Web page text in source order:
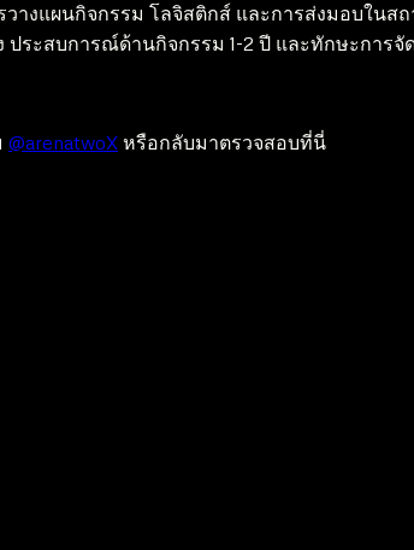
งแผนกิจกรรม โลจิสติกส์ และการส่งมอบในส
ะสบการณ์ด้านกิจกรรม 1-2 ปี และทักษะการจั
@arenatwoX หรือกลับมาตรวจสอบที่นี่